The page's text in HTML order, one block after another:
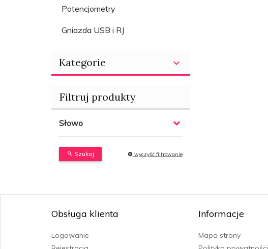
Potencjometry
Gniazda USB i RJ
Kategorie
Filtruj produkty
Słowo
Szukaj wyczyść filtrowanie
Obsługa klienta
Logowanie
Informacje
Mapa strony